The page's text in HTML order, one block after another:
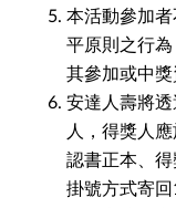
本活動參加
平原則之行
其參加或中獎
安達人壽將
人，得獎人
認書正本、
掛號方式寄